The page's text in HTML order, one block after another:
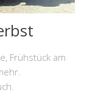
Frühstück am